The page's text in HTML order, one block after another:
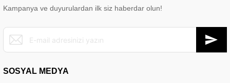
Kampanya ve duyurulardan ilk siz haberdar olun!
SOSYAL MEDYA